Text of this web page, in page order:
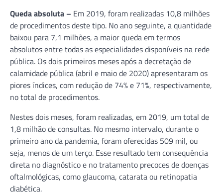
Queda absoluta – Em 2019, foram realizadas 10,8 milhões
de procedimentos deste tipo. No ano seguinte, a quantidade
baixou para 7,1 milhões, a maior queda em termos
absolutos entre todas as especialidades disponíveis na rede
pública. Os dois primeiros meses após a decretação de
calamidade pública (abril e maio de 2020) apresentaram os
piores índices, com redução de 74% e 71%, respectivamente,
no total de procedimentos.
Nestes dois meses, foram realizadas, em 2019, um total de
1,8 milhão de consultas. No mesmo intervalo, durante o
primeiro ano da pandemia, foram oferecidas 509 mil, ou
seja, menos de um terço. Esse resultado tem consequência
direta no diagnóstico e no tratamento precoces de doenças
oftalmológicas, como glaucoma, catarata ou retinopatia
diabética.